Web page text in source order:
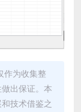
作为收集整
出保证。本
技术借鉴之